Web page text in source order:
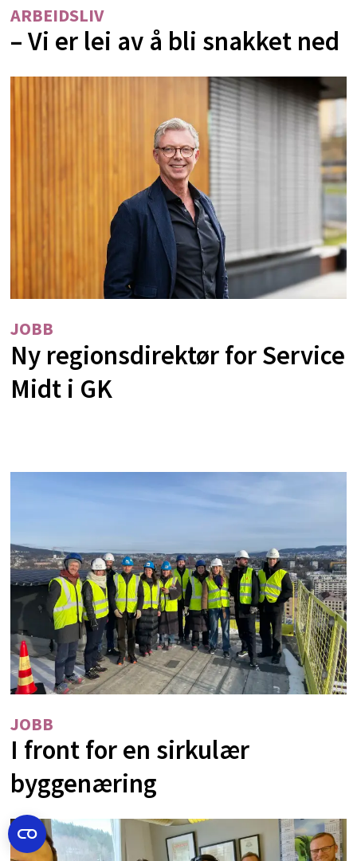
ARBEIDSLIV
– Vi er lei av å bli snakket ned
JOBB
Ny regionsdirektør for Service
Midt i GK
JOBB
I front for en sirkulær
byggenæring